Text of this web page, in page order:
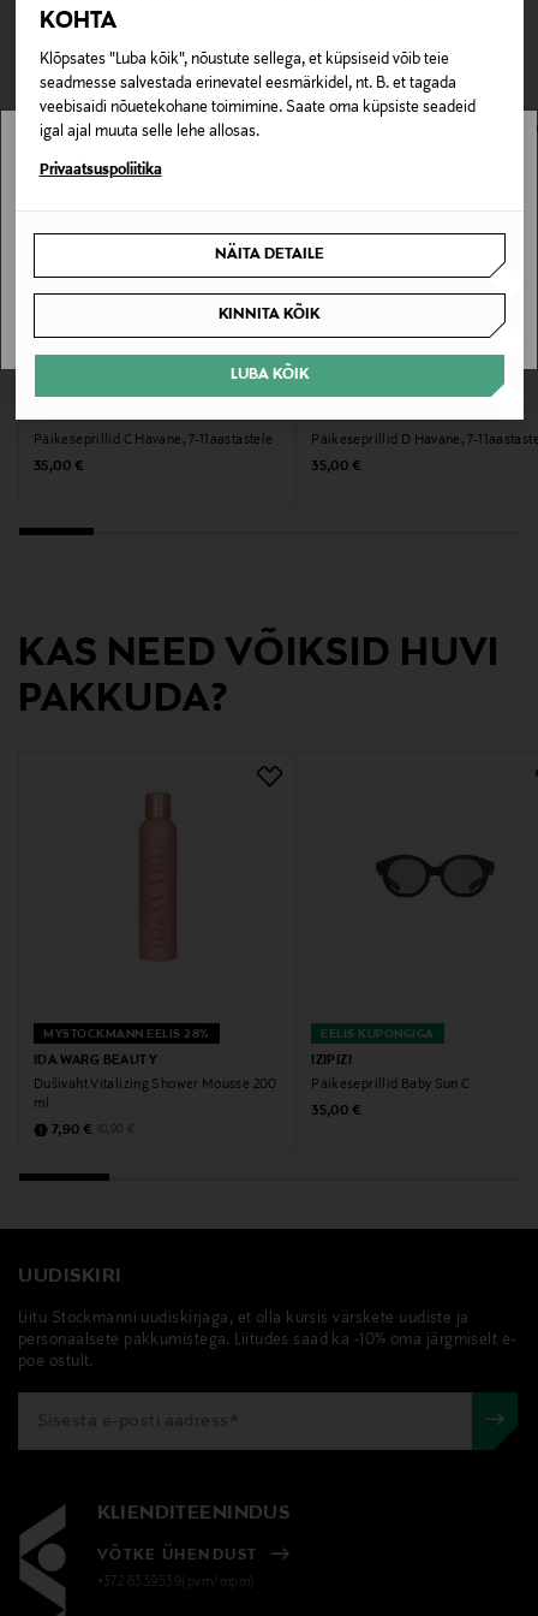
KOHTA
Klõpsates "Luba kõik", nõustute sellega, et küpsiseid võib teie
seadmesse salvestada erinevatel eesmärkidel, nt. B. et tagada
veebisaidi nõuetekohane toimimine. Saate oma küpsiste seadeid
igal ajal muuta selle lehe allosas.
Privaatsuspoliitika
NÄITA DETAILE
KINNITA KÕIK
LUBA KÕIK
131 × 135 × 46 mm.
LOE LISAKS
Tootenumber
178296700
Materjal
Värv
Tootjamaa
Tootja
IZIPIZI SAS
0,00 € – 4,90 €
TEISED KLIENDID
VAATASID KA
Päikeseprillid C Havane, 7-11aastastele
Original Price
35,00 €
Päikeseprillid D Havane, 7-
Original Price
35,00 €
KAS NEED VÕIKSID HUVI
PAKKUDA?
MYSTOCKMANN EELIS 28%
IDA WARG BEAUTY
Dušivaht Vitalizing Shower Mousse 200
ml
Discounted Price
7,90 € Original Price
10,90 €
EELIS KUPONGIGA
IZIPIZI
Päikeseprillid Baby Sun C
Original Price
35,00 €
UUDISKIRI
Liitu Stockmanni uudiskirjaga, et olla kursis värskete uudiste ja
personaalsete pakkumistega. Liitudes saad ka -10% oma järgmiselt e-
poe ostult.
KLIENDITEENINDUS
VÕTKE ÜHENDUST
+372 6339539(pvm/mpm)
Stockmann pole Sinu riigis saadaval.
SAAN ARU